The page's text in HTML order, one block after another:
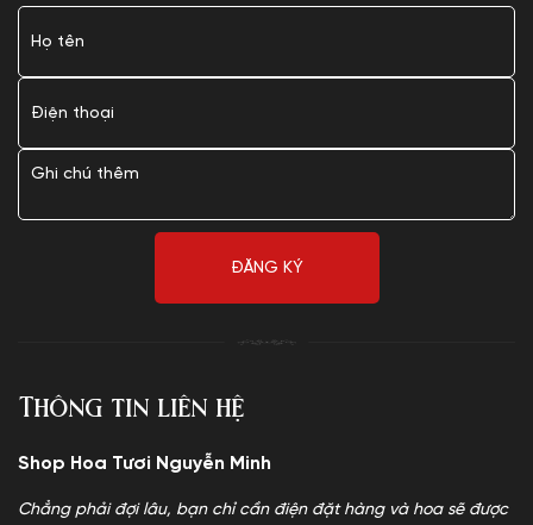
Thông tin liên hệ
Shop Hoa Tươi Nguyễn Minh
Chẳng phải đợi lâu, bạn chỉ cần điện đặt hàng và hoa sẽ được